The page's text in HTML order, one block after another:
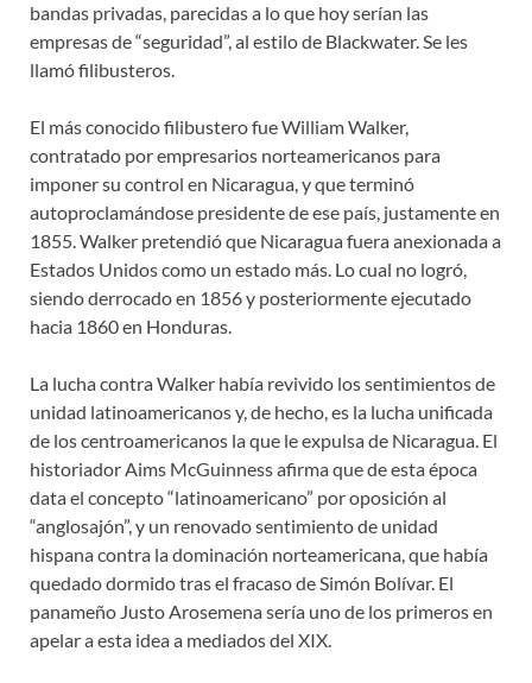
bandas privadas, parecidas a lo que hoy serían las
empresas de “seguridad”, al estilo de Blackwater. Se les
llamó filibusteros.
El más conocido filibustero fue William Walker,
contratado por empresarios norteamericanos para
imponer su control en Nicaragua, y que terminó
autoproclamándose presidente de ese país, justamente en
1855. Walker pretendió que Nicaragua fuera anexionada a
Estados Unidos como un estado más. Lo cual no logró,
siendo derrocado en 1856 y posteriormente ejecutado
hacia 1860 en Honduras.
La lucha contra Walker había revivido los sentimientos de
unidad latinoamericanos y, de hecho, es la lucha unificada
de los centroamericanos la que le expulsa de Nicaragua. El
historiador Aims McGuinness afirma que de esta época
data el concepto “latinoamericano” por oposición al
“anglosajón”, y un renovado sentimiento de unidad
hispana contra la dominación norteamericana, que había
quedado dormido tras el fracaso de Simón Bolívar. El
panameño Justo Arosemena sería uno de los primeros en
apelar a esta idea a mediados del XIX.